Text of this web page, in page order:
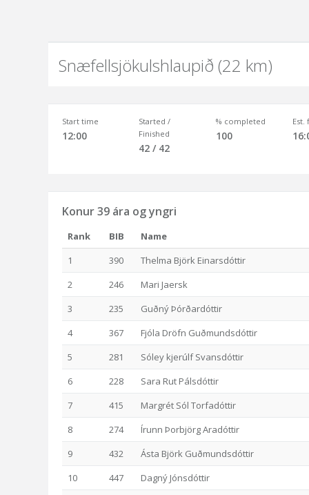
Snæfellsjökulshlaupið (22 km)
Start time
12:00
Started /
Finished
42 / 42
% completed
100
Est.
Konur 39 ára og yngri
Rank BIB
Name
1
390
Thelma Björk Einarsdóttir
2
246
Mari Jaersk
3
235
Guðný Þórðardóttir
4
367
Fjóla Dröfn Guðmundsdóttir
5
281
Sóley kjerúlf Svansdóttir
6
228
Sara Rut Pálsdóttir
7
415
Margrét Sól Torfadóttir
8
274
Írunn Þorbjörg Aradóttir
9
432
Ásta Björk Guðmundsdóttir
10
447
Dagný Jónsdóttir